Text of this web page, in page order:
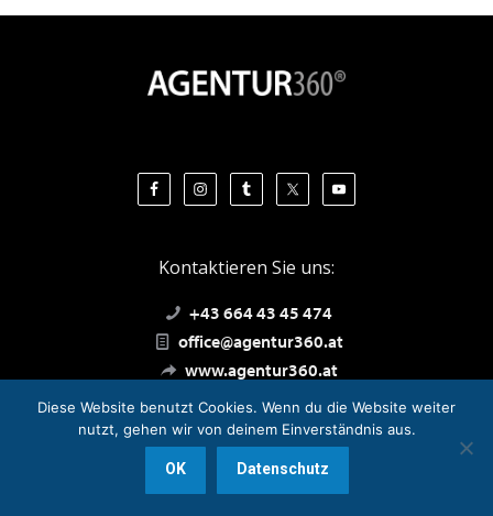
Kontaktieren Sie uns:
+43 664 43 45 474
office@agentur360.at
www.agentur360.at
© AGENTUR360®
Informationen
Diese Website benutzt Cookies. Wenn du die Website weiter
nutzt, gehen wir von deinem Einverständnis aus.
OK Datenschutz